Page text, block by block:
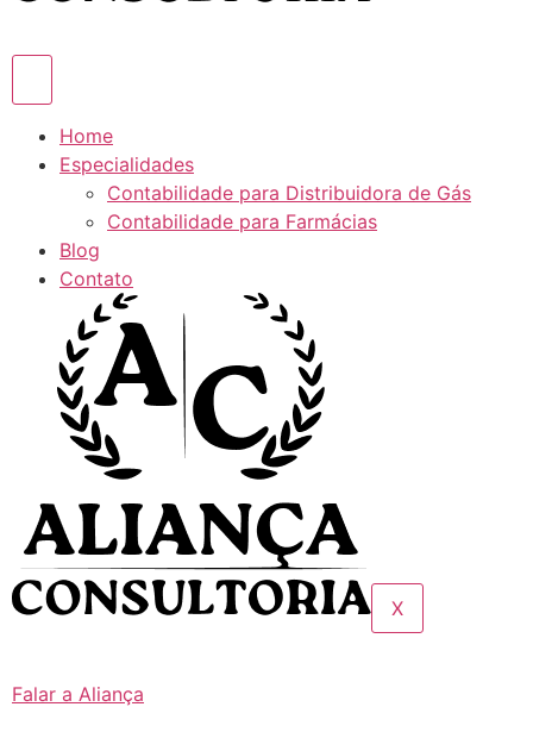
Home
Especialidades
Contabilidade para Distribuidora de Gás
Contabilidade para Farmácias
Blog
Contato
X
Falar a Aliança